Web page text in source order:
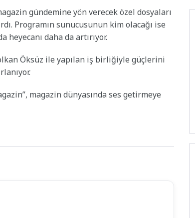
gündemine yön verecek özel dosyaları
Programın sunucusunun kim olacağı ise
daha da artırıyor.
Öksüz ile yapılan iş birliğiyle güçlerini
magazin dünyasında ses getirmeye